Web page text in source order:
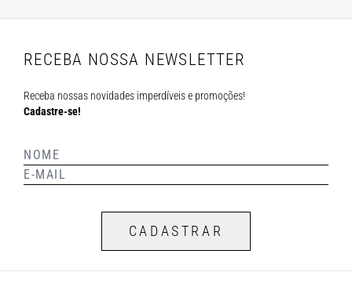
RECEBA NOSSA NEWSLETTER
Receba nossas novidades imperdíveis e promoções!
Cadastre-se!
CADASTRAR